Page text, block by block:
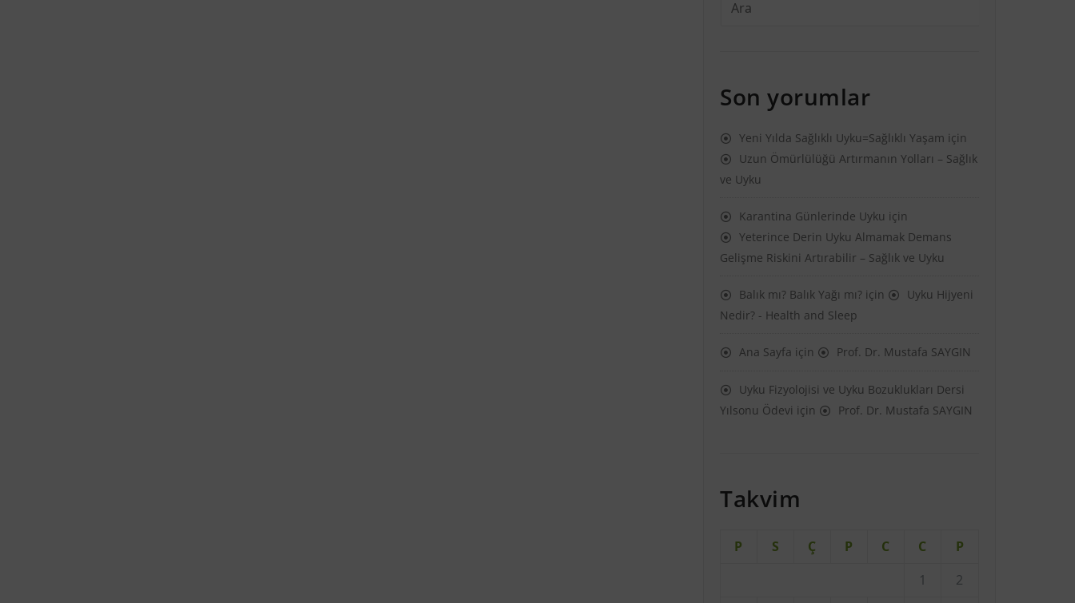
Son yorumlar
Yeni Yılda Sağlıklı Uyku=Sağlıklı Yaşam için
Uzun Ömürlülüğü Artırmanın Yolları – Sağlık
ve Uyku
Karantina Günlerinde Uyku için
Yeterince Derin Uyku Almamak Demans
Gelişme Riskini Artırabilir – Sağlık ve Uyku
Balık mı? Balık Yağı mı? için
Uyku Hijyeni
Nedir? - Health and Sleep
Ana Sayfa için Prof. Dr. Mustafa SAYGIN
Uyku Fizyolojisi ve Uyku Bozuklukları Dersi
Yılsonu Ödevi için Prof. Dr. Mustafa SAYGIN
Takvim
P S Ç P C C
P
1
2